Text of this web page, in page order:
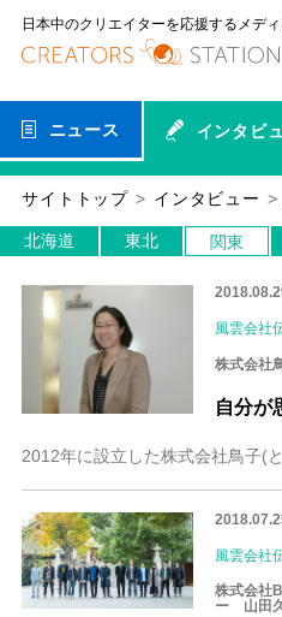
日本中のクリエイターを応援するメデ
ニュース インタビ
サイトトップ インタビュー
北海道 東北 関東
風雲会社
株式会社
自分が
風雲会社
株式会社
ー 山田